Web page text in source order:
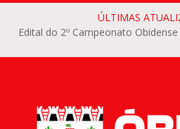
ÚLTIMAS
Edital do 2º Campeonato